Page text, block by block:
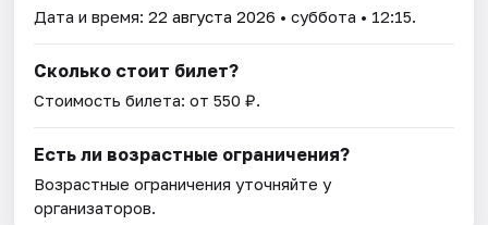
Дата и время:22 августа 2026 • суббота • 12:15.
Сколько стоит билет?
Стоимость билета: от 550 ₽.
Есть ли возрастные ограничения?
Возрастные ограничения уточняйте у
организаторов.